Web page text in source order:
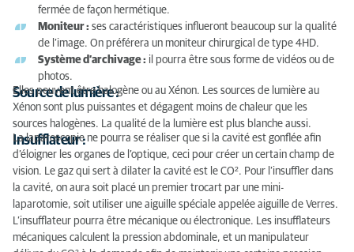
fermée de façon hermétique.
Moniteur : ses caractéristiques influeront beaucoup sur la qualité
de l’image. On préférera un moniteur chirurgical de type 4HD.
Système d’archivage : il pourra être sous forme de vidéos ou de
photos.
Source de lumière :
Elles peuvent être halogène ou au Xénon. Les sources de lumière au
Xénon sont plus puissantes et dégagent moins de chaleur que les
sources halogènes. La qualité de la lumière est plus blanche aussi.
Insufflateur :
La laparoscopie ne pourra se réaliser que si la cavité est gonflée afin
d’éloigner les organes de l’optique, ceci pour créer un certain champ de
vision. Le gaz qui sert à dilater la cavité est le CO². Pour l’insuffler dans
la cavité, on aura soit placé un premier trocart par une mini-
laparotomie, soit utiliser une aiguille spéciale appelée aiguille de Verres.
L’insufflateur pourra être mécanique ou électronique. Les insufflateurs
mécaniques calculent la pression abdominale, et un manipulateur